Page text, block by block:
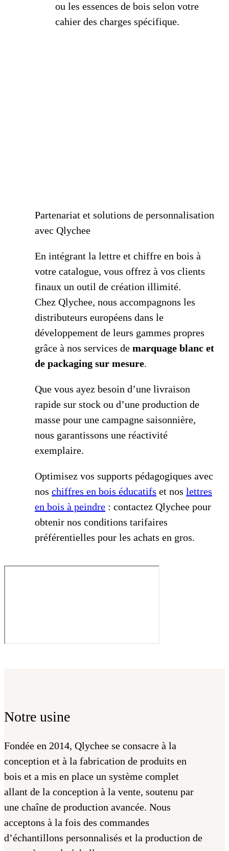
ou les essences de bois selon votre
cahier des charges spécifique.
Partenariat et solutions de personnalisation
avec Qlychee
En intégrant la lettre et chiffre en bois à
votre catalogue, vous offrez à vos clients
finaux un outil de création illimité.
Chez Qlychee, nous accompagnons les
distributeurs européens dans le
développement de leurs gammes propres
grâce à nos services de marquage blanc et
de packaging sur mesure.
Que vous ayez besoin d’une livraison
rapide sur stock ou d’une production de
masse pour une campagne saisonnière,
nous garantissons une réactivité
exemplaire.
Optimisez vos supports pédagogiques avec
nos chiffres en bois éducatifs et nos lettres
en bois à peindre : contactez Qlychee pour
obtenir nos conditions tarifaires
préférentielles pour les achats en gros.
Notre usine
Fondée en 2014, Qlychee se consacre à la
conception et à la fabrication de produits en
bois et a mis en place un système complet
allant de la conception à la vente, soutenu par
une chaîne de production avancée. Nous
acceptons à la fois des commandes
d’échantillons personnalisés et la production de